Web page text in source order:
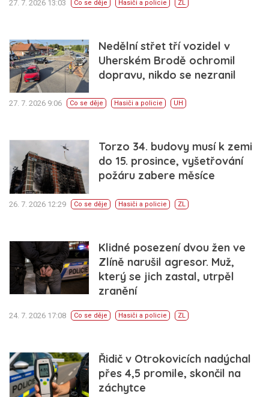
27. 7. 2026 13:03 Co se děje Hasiči a policie ZL
Nedělní střet tří vozidel v
Uherském Brodě ochromil
dopravu, nikdo se nezranil
27. 7. 2026 9:06 Co se děje Hasiči a policie UH
Torzo 34. budovy musí k zemi
do 15. prosince, vyšetřování
požáru zabere měsíce
26. 7. 2026 12:29 Co se děje Hasiči a policie ZL
Klidné posezení dvou žen ve
Zlíně narušil agresor. Muž,
který se jich zastal, utrpěl
zranění
24. 7. 2026 17:08 Co se děje Hasiči a policie ZL
Řidič v Otrokovicích nadýchal
přes 4,5 promile, skončil na
záchytce